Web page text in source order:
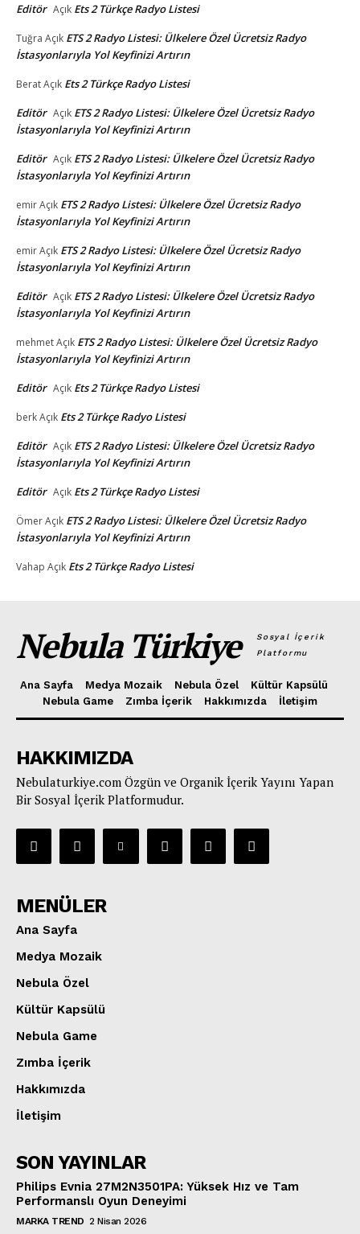
Editör Açık Ets 2 Türkçe Radyo Listesi
Tuğra Açık ETS 2 Radyo Listesi: Ülkelere Özel Ücretsiz Radyo
İstasyonlarıyla Yol Keyfinizi Artırın
BeratAçık Ets 2 Türkçe Radyo Listesi
Editör Açık ETS 2 Radyo Listesi: Ülkelere Özel Ücretsiz Radyo
İstasyonlarıyla Yol Keyfinizi Artırın
Editör Açık ETS 2 Radyo Listesi: Ülkelere Özel Ücretsiz Radyo
İstasyonlarıyla Yol Keyfinizi Artırın
emirAçık ETS 2 Radyo Listesi: Ülkelere Özel Ücretsiz Radyo
İstasyonlarıyla Yol Keyfinizi Artırın
emirAçık ETS 2 Radyo Listesi: Ülkelere Özel Ücretsiz Radyo
İstasyonlarıyla Yol Keyfinizi Artırın
Editör Açık ETS 2 Radyo Listesi: Ülkelere Özel Ücretsiz Radyo
İstasyonlarıyla Yol Keyfinizi Artırın
mehmetAçık ETS 2 Radyo Listesi: Ülkelere Özel Ücretsiz Radyo
İstasyonlarıyla Yol Keyfinizi Artırın
Editör Açık Ets 2 Türkçe Radyo Listesi
berkAçık Ets 2 Türkçe Radyo Listesi
Editör Açık ETS 2 Radyo Listesi: Ülkelere Özel Ücretsiz Radyo
İstasyonlarıyla Yol Keyfinizi Artırın
Editör Açık Ets 2 Türkçe Radyo Listesi
ÖmerAçık ETS 2 Radyo Listesi: Ülkelere Özel Ücretsiz Radyo
İstasyonlarıyla Yol Keyfinizi Artırın
Vahap Açık Ets 2 Türkçe Radyo Listesi
Nebula Türkiye
Sosyal İçerik
Platformu
Ana Sayfa Medya Mozaik Nebula Özel
Kültür Kapsülü
Nebula Game
Zımba İçerik Hakkımızda İletişim
HAKKIMIZDA
Nebulaturkiye.com Özgün ve Organik İçerik Yayını Yapan
Bir Sosyal İçerik Platformudur.
MENÜLER
Ana Sayfa
Medya Mozaik
Nebula Özel
Kültür Kapsülü
Nebula Game
Zımba İçerik
Hakkımızda
İletişim
SON YAYINLAR
Philips Evnia 27M2N3501PA: Yüksek Hız ve Tam
Performanslı Oyun Deneyimi
MARKA TREND 2 Nisan 2026